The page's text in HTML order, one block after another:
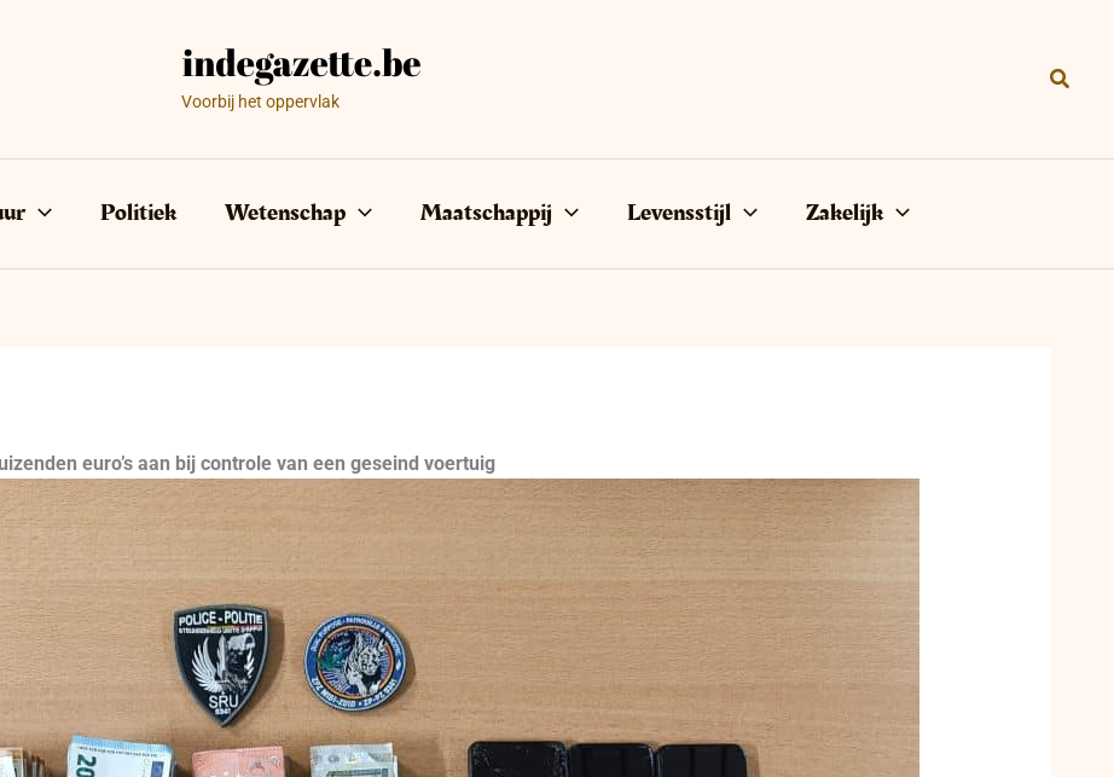
Voorbij het oppervlak
Politiek Wetenschap Maatschappij Levensstijl Zakelijk
euro’s aan bij controle van een geseind voertuig